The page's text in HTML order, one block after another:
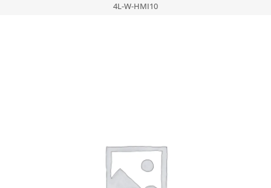
4L-W-HMI10